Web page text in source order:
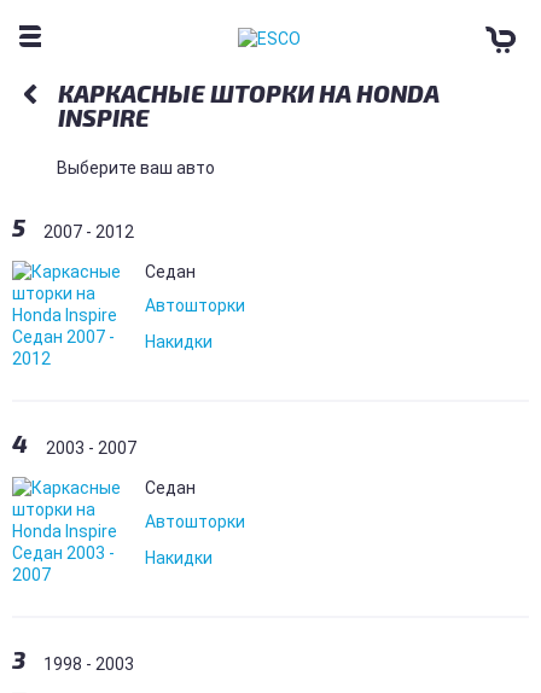
КАРКАСНЫЕ ШТОРКИ НА HONDA
INSPIRE
Выберите ваш авто
5 2007 - 2012
Седан
Автошторки
Накидки
4 2003 - 2007
Седан
Автошторки
Накидки
3 1998 - 2003